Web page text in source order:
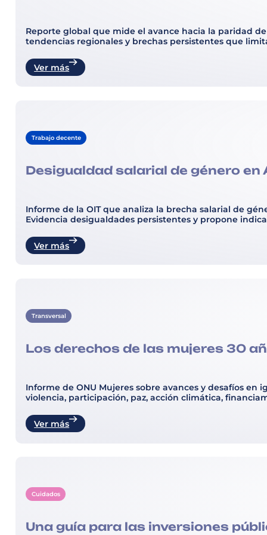
Reporte global que mide el avance hacia la paridad
tendencias regionales y brechas persistentes que
Ver más
Trabajo decente
Desigualdad salarial de género
Informe de la OIT que analiza la brecha salarial de
Evidencia desigualdades persistentes y propone
Ver más
Transversal
Los derechos de las mujeres 30
Informe de ONU Mujeres sobre avances y desafíos
violencia, participación, paz, acción climática,
Ver más
Cuidados
Una guía para las inversiones